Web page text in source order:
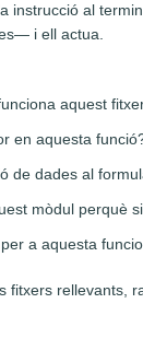
instrucció al
i ell actua.
aquest
en aquesta
de dades al
mòdul perquè
a aquesta
fitxers rellevants,